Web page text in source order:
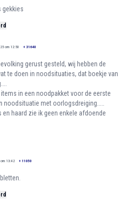
gekkies
om 12:50 + 31640
gerust gesteld, wij hebben de
te doen in noodsituaties, dat boekje van
in een noodpakket voor de eerste
noodsituatie met oorlogsdreiging.....
haard zie ik geen enkele afdoende
om 13:42 + 11050